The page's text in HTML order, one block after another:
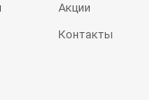
Акции
Контакты